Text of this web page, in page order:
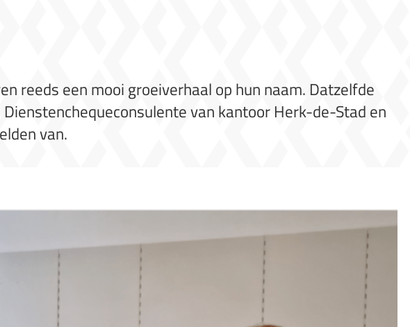
reeds een mooi groeiverhaal op hun naam. Datzelfde
van kantoor Herk-de-Stad en
van.